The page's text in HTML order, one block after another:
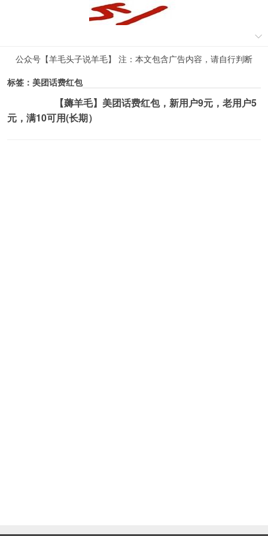
公众号【羊毛头子说羊毛】 注：本文包含广告内容，请自行判断
标签：美团话费红包
【薅羊毛】美团话费红包，新用户9元，老用户5
元，满10可用(长期）